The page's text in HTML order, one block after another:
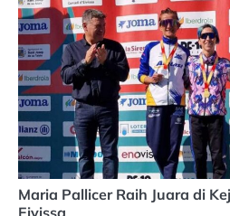
Maria Pallicer Raih Juara di